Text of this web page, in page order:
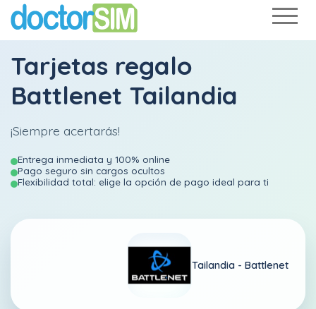
Tarjetas regalo
Battlenet Tailandia
¡Siempre acertarás!
Entrega inmediata y 100% online
Pago seguro sin cargos ocultos
Flexibilidad total: elige la opción de pago ideal para ti
Tailandia - Battlenet